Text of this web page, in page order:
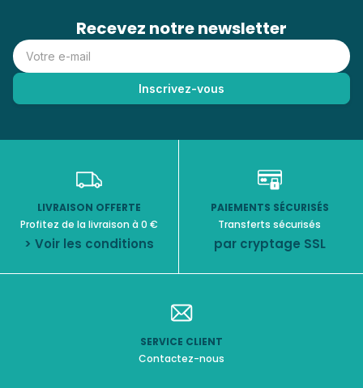
Recevez notre newsletter
LIVRAISON OFFERTE
Profitez de la livraison à 0 €
> Voir les conditions
PAIEMENTS SÉCURISÉS
Transferts sécurisés
par cryptage SSL
SERVICE CLIENT
Contactez-nous